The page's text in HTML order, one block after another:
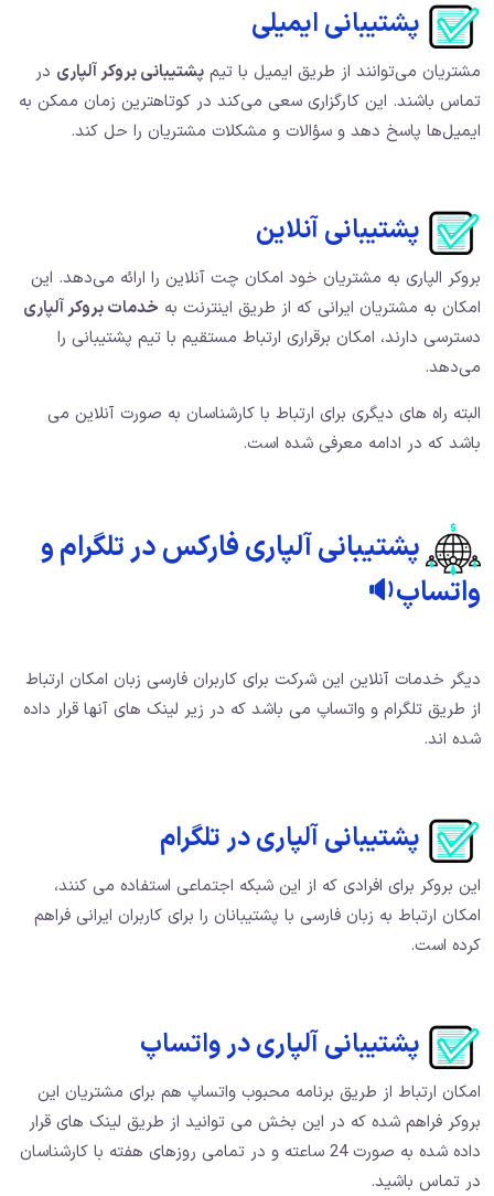
پشتیبانی ایمیلی
مشتریان می‌توانند از طریق ایمیل با تیم پشتیبانی بروکر آلپاری در
تماس باشند. این کارگزاری سعی می‌کند در کوتاهترین زمان ممکن به
ایمیل‌ها پاسخ دهد و سؤالات و مشکلات مشتریان را حل کند.
پشتیبانی آنلاین
بروکر الپاری به مشتریان خود امکان چت آنلاین را ارائه می‌دهد. این
امکان به مشتریان ایرانی که از طریق اینترنت به خدمات بروکر آلپاری
دسترسی دارند، امکان برقراری ارتباط مستقیم با تیم پشتیبانی را
می‌دهد.
البته راه های دیگری برای ارتباط با کارشناسان به صورت آنلاین می
باشد که در ادامه معرفی شده است.
پشتیبانی آلپاری فارکس در تلگرام و
واتساپ🔉
دیگر خدمات آنلاین این شرکت برای کاربران فارسی زبان امکان ارتباط
از طریق تلگرام و واتساپ می باشد که در زیر لینک های آنها قرار داده
شده اند.
پشتیبانی آلپاری در تلگرام
این بروکر برای افرادی که از این شبکه اجتماعی استفاده می کنند،
امکان ارتباط به زبان فارسی با پشتیبانان را برای کاربران ایرانی فراهم
کرده است.
پشتیبانی آلپاری در واتساپ
امکان ارتباط از طریق برنامه محبوب واتساپ هم برای مشتریان این
بروکر فراهم شده که در این بخش می توانید از طریق لینک های قرار
داده شده به صورت 24 ساعته و در تمامی روزهای هفته با کارشناسان
در تماس باشید.